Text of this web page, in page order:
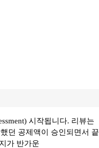
던 공제액이 승인되면서 끝
가 반가운